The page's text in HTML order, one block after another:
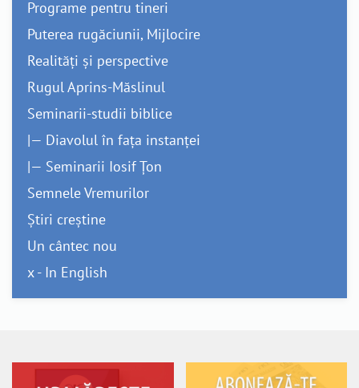
Programe pentru tineri
Puterea rugăciunii, Mijlocire
Realități și perspective
Rugul Aprins-Măslinul
Seminarii-studii biblice
|— Diavolul în fața instanței
|— Seminarii Iosif Țon
Semnele Vremurilor
Știri creștine
Un cântec nou
x - In English